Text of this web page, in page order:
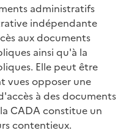
administratifs
indépendante
aux documents
ainsi qu'à la
Elle peut être
vues opposer une
à des documents
CADA constitue un
contentieux.